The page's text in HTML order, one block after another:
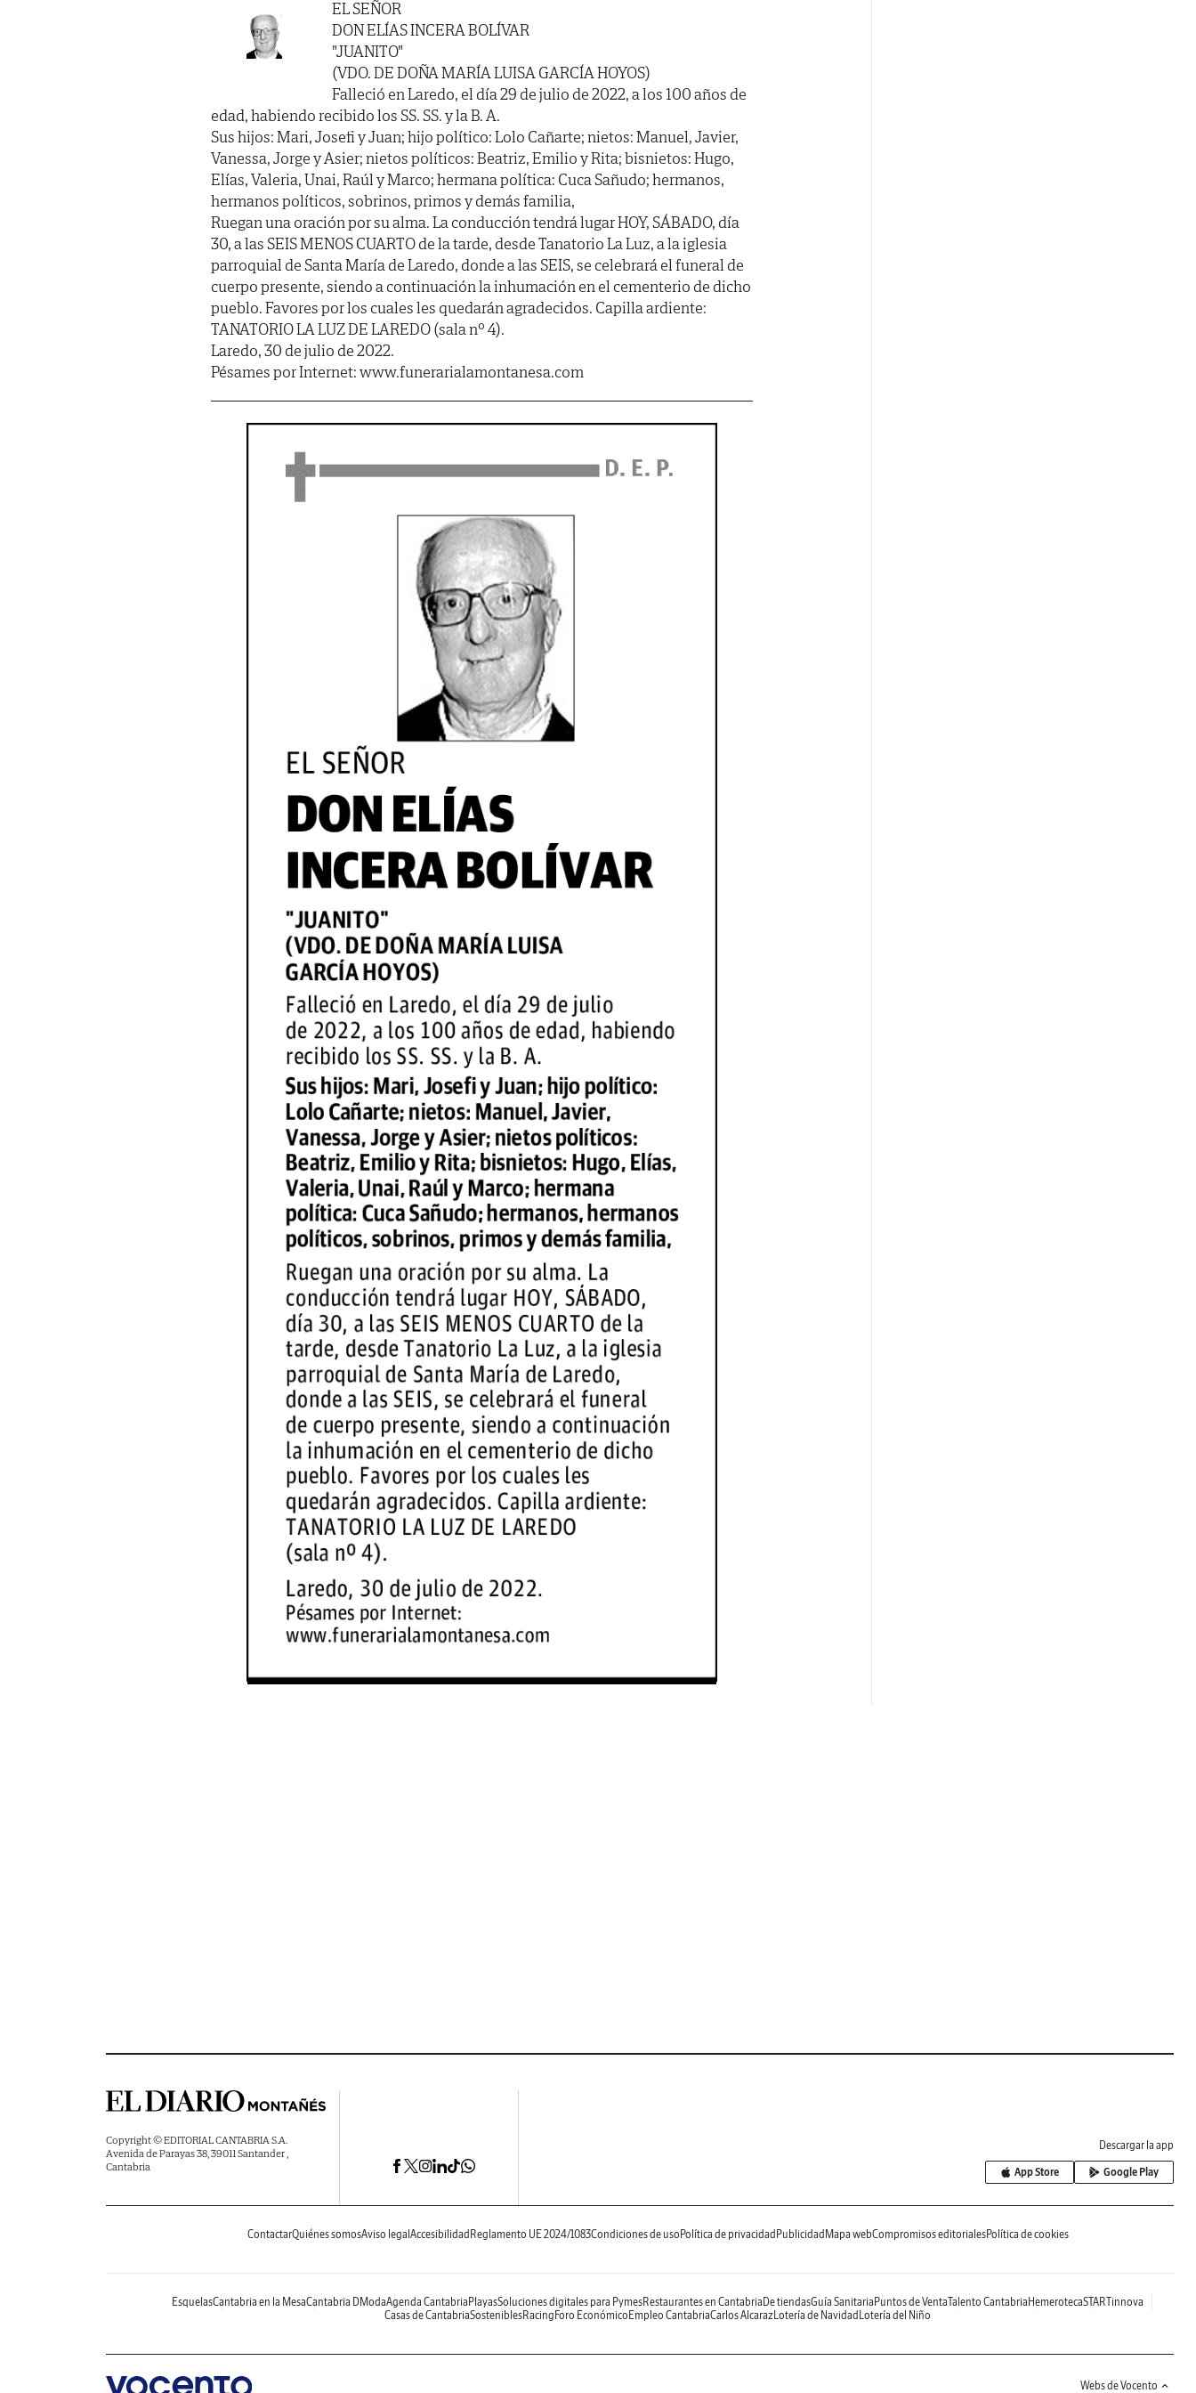
EL SEÑOR
DON ELÍAS INCERA BOLÍVAR
"JUANITO"
(VDO. DE DOÑA MARÍA LUISA GARCÍA HOYOS)
Falleció en Laredo, el día 29 de julio de 2022, a los 100 años de
edad, habiendo recibido los SS. SS. y la B. A.
Sus hijos: Mari, Josefi y Juan; hijo político: Lolo Cañarte; nietos: Manuel, Javier,
Vanessa, Jorge y Asier; nietos políticos: Beatriz, Emilio y Rita; bisnietos: Hugo,
Elías, Valeria, Unai, Raúl y Marco; hermana política: Cuca Sañudo; hermanos,
hermanos políticos, sobrinos, primos y demás familia,
Ruegan una oración por su alma. La conducción tendrá lugar HOY, SÁBADO, día
30, a las SEIS MENOS CUARTO de la tarde, desde Tanatorio La Luz, a la iglesia
parroquial de Santa María de Laredo, donde a las SEIS, se celebrará el funeral de
cuerpo presente, siendo a continuación la inhumación en el cementerio de dicho
pueblo. Favores por los cuales les quedarán agradecidos. Capilla ardiente:
TANATORIO LA LUZ DE LAREDO (sala nº 4).
Laredo, 30 de julio de 2022.
Pésames por Internet: www.funerarialamontanesa.com
Copyright © EDITORIAL CANTABRIA S.A.
Avenida de Parayas 38, 39011 Santander ,
Cantabria
Descargar la app
App Store Google Play
ContactarQuiénes somosAviso legal Accesibilidad Reglamento UE 2024/1083Condiciones de uso Política de privacidad Publicidad Mapa webCompromisos editorialesPolítica de cookies
EsquelasCantabria en la MesaCantabria DModaAgenda Cantabria PlayasSoluciones digitales para PymesRestaurantes en Cantabria De tiendasGuía Sanitaria Puntos de VentaTalento Cantabria HemerotecaSTARTinnova
Casas de CantabriaSosteniblesRacing Foro Económico Empleo CantabriaCarlos Alcaraz Lotería de Navidad Lotería del Niño
Webs de Vocento